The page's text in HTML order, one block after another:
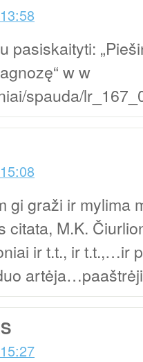
pasiskaityti:
w w
spauda/
graži ir mylima
citata, M.K.
ir t.t., ir t.t.,…ir